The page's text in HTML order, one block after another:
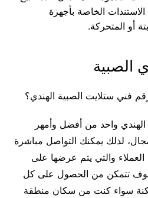
الخاصة بأجهزة
أو المتحركة.
الصبية
فني ستلايت الصبية الهندي؟
الهندي واحد من أفضل وأمهر
لذلك يمكنك التواصل مباشرة
والتي يتم عرضها على
سوف تتمكن من الحصول على كل
سواء كنت من سكان منطقة